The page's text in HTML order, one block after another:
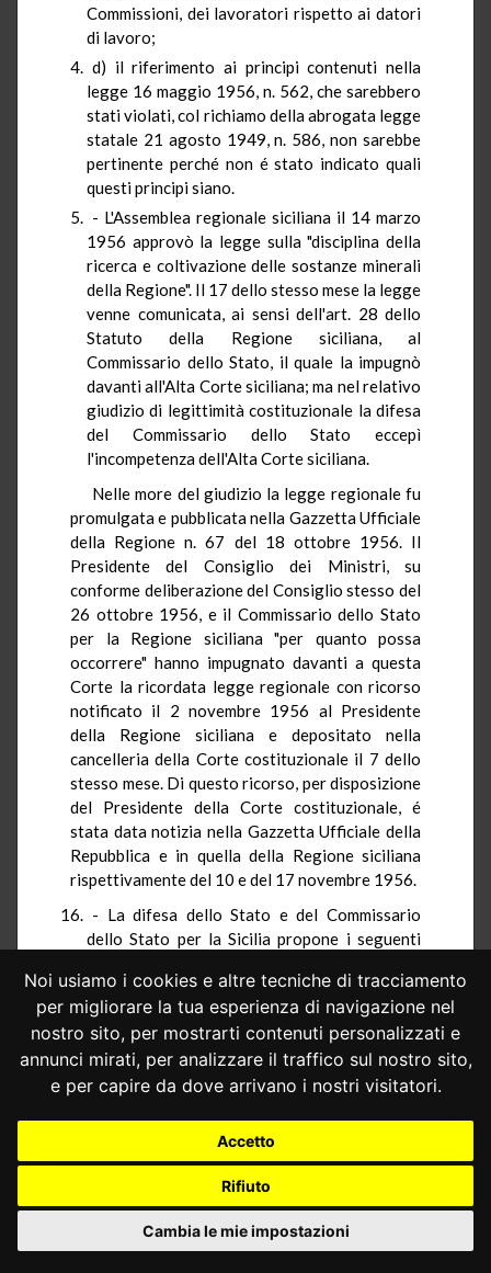
Noi usiamo i cookies e altre tecniche di tracciamento
per migliorare la tua esperienza di navigazione nel
nostro sito, per mostrarti contenuti personalizzati e
annunci mirati, per analizzare il traffico sul nostro sito,
e per capire da dove arrivano i nostri visitatori.
Accetto
Rifiuto
Cambia le mie impostazioni
Commissioni, dei lavoratori rispetto ai datori
di lavoro;
d) il riferimento ai principi contenuti nella
legge 16 maggio 1956, n. 562, che sarebbero
stati violati, col richiamo della abrogata legge
statale 21 agosto 1949, n. 586, non sarebbe
pertinente perché non é stato indicato quali
questi principi siano.
- L'Assemblea regionale siciliana il 14 marzo
1956 approvò la legge sulla "disciplina della
ricerca e coltivazione delle sostanze minerali
della Regione". Il 17 dello stesso mese la legge
venne comunicata, ai sensi dell'art. 28 dello
Statuto della Regione siciliana, al
Commissario dello Stato, il quale la impugnò
davanti all'Alta Corte siciliana; ma nel relativo
giudizio di legittimità costituzionale la difesa
del Commissario dello Stato eccepì
l'incompetenza dell'Alta Corte siciliana.
Nelle more del giudizio la legge regionale fu
promulgata e pubblicata nella Gazzetta Ufficiale
della Regione n. 67 del 18 ottobre 1956. Il
Presidente del Consiglio dei Ministri, su
conforme deliberazione del Consiglio stesso del
26 ottobre 1956, e il Commissario dello Stato
per la Regione siciliana "per quanto possa
occorrere" hanno impugnato davanti a questa
Corte la ricordata legge regionale con ricorso
notificato il 2 novembre 1956 al Presidente
della Regione siciliana e depositato nella
cancelleria della Corte costituzionale il 7 dello
stesso mese. Di questo ricorso, per disposizione
del Presidente della Corte costituzionale, é
stata data notizia nella Gazzetta Ufficiale della
Repubblica e in quella della Regione siciliana
rispettivamente del 10 e del 17 novembre 1956.
- La difesa dello Stato e del Commissario
dello Stato per la Sicilia propone i seguenti
1) L'art. 80 della legge regionale,
trasformando in concessione trentennale la
concessione mineraria perpetua di cui allo art.
54 del R.D. 29 luglio 1927, n. 1443, e
subordinando la nuova concessione alla istanza
degli aventi diritto, da proporre entro sei mesi
dall'entrata in vigore della stessa legge
regionale, avrebbe violato l'art. 42 della
Costituzione. Il decreto del 1927, ora ricordato,
avrebbe conferito alle concessioni perpetue, che
esso regola, il carattere di un diritto reale